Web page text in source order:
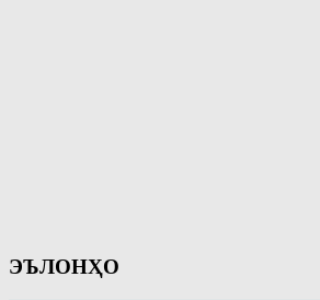
ЭЪЛОНҲО